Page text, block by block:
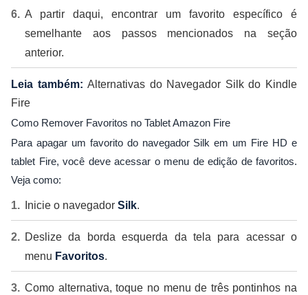
A partir daqui, encontrar um favorito específico é
semelhante aos passos mencionados na seção
anterior.
Leia também: Alternativas do Navegador Silk do Kindle
Fire
Como Remover Favoritos no Tablet Amazon Fire
Para apagar um favorito do navegador Silk em um Fire HD e
tablet Fire, você deve acessar o menu de edição de favoritos.
Veja como:
Inicie o navegador Silk.
Deslize da borda esquerda da tela para acessar o
menu Favoritos.
Como alternativa, toque no menu de três pontinhos na